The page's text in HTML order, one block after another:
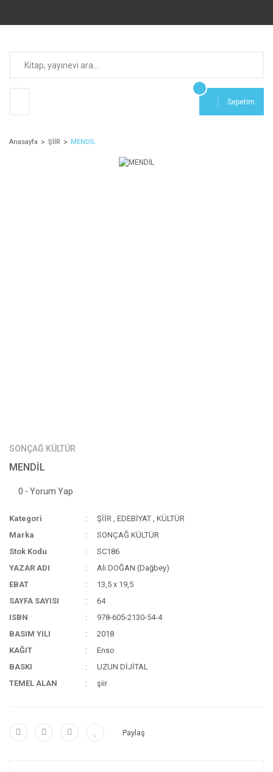
Sepetim
Anasayfa ŞİİR MENDİL
SONÇAĞ KÜLTÜR
MENDİL
0 - Yorum Yap
Kategori ŞİİR ,EDEBİYAT ,KÜLTÜR
Marka
SONÇAĞ KÜLTÜR
Stok Kodu
SC186
YAZAR ADI
Ali DOĞAN (Dağbey)
EBAT
13,5 x 19,5
SAYFA SAYISI
64
ISBN
978-605-2130-54-4
BASIM YILI
2018
KAĞIT
Enso
BASKI
UZUN DİJİTAL
TEMEL ALAN
şiir
Paylaş